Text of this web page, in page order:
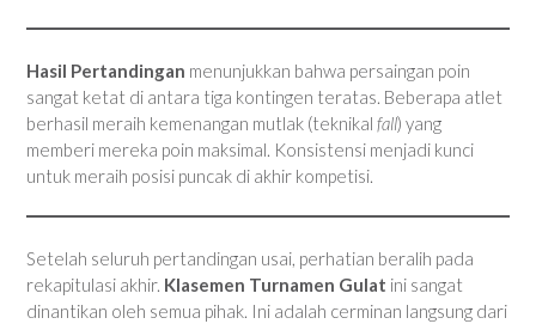
Hasil Pertandingan menunjukkan bahwa persaingan poin
sangat ketat di antara tiga kontingen teratas. Beberapa atlet
berhasil meraih kemenangan mutlak (teknikal fall) yang
memberi mereka poin maksimal. Konsistensi menjadi kunci
untuk meraih posisi puncak di akhir kompetisi.
Setelah seluruh pertandingan usai, perhatian beralih pada
rekapitulasi akhir. Klasemen Turnamen Gulat ini sangat
dinantikan oleh semua pihak. Ini adalah cerminan langsung dari